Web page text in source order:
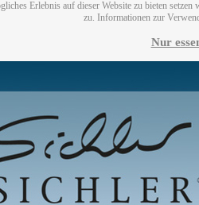
Erlebnis auf dieser Website zu bieten
zu. Informationen zur
Nur